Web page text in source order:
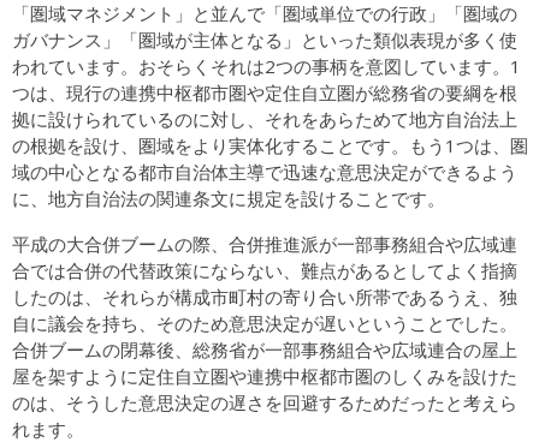
「圏域マネジメント」と並んで「圏域単位での行政」「圏域の
ガバナンス」「圏域が主体となる」といった類似表現が多く使
われています。おそらくそれは2つの事柄を意図しています。1
つは、現行の連携中枢都市圏や定住自立圏が総務省の要綱を根
拠に設けられているのに対し、それをあらためて地方自治法上
の根拠を設け、圏域をより実体化することです。もう1つは、圏
域の中心となる都市自治体主導で迅速な意思決定ができるよう
に、地方自治法の関連条文に規定を設けることです。
平成の大合併ブームの際、合併推進派が一部事務組合や広域連
合では合併の代替政策にならない、難点があるとしてよく指摘
したのは、それらが構成市町村の寄り合い所帯であるうえ、独
自に議会を持ち、そのため意思決定が遅いということでした。
合併ブームの閉幕後、総務省が一部事務組合や広域連合の屋上
屋を架すように定住自立圏や連携中枢都市圏のしくみを設けた
のは、そうした意思決定の遅さを回避するためだったと考えら
れます。